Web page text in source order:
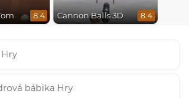
8.4 Cannon Balls 3D 8.4
Hry
bábika Hry